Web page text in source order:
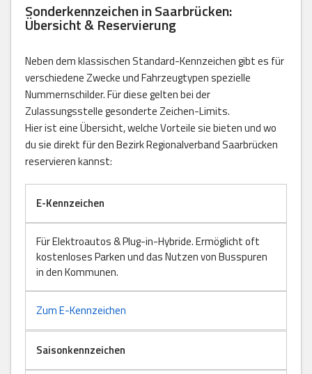
Sonderkennzeichen in Saarbrücken:
Übersicht & Reservierung
Neben dem klassischen Standard-Kennzeichen gibt es für
verschiedene Zwecke und Fahrzeugtypen spezielle
Nummernschilder. Für diese gelten bei der
Zulassungsstelle gesonderte Zeichen-Limits.
Hier ist eine Übersicht, welche Vorteile sie bieten und wo
du sie direkt für den Bezirk Regionalverband Saarbrücken
reservieren kannst:
E-Kennzeichen
Für Elektroautos & Plug-in-Hybride. Ermöglicht oft
kostenloses Parken und das Nutzen von Busspuren
in den Kommunen.
Zum E-Kennzeichen
Saisonkennzeichen